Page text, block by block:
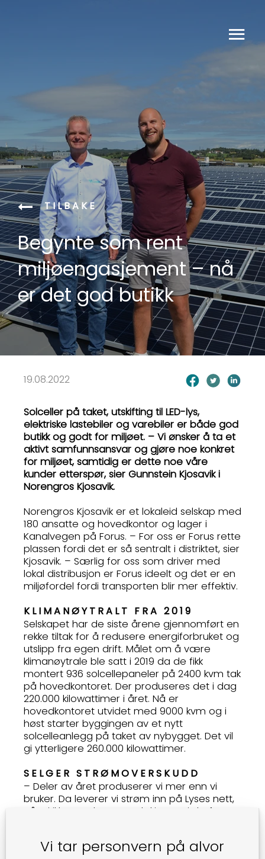
TILBAKE
Begynte som rent
miljøengasjement – nå
er det god butikk
19.08.2022
Solceller på taket, utskifting til LED-lys,
elektriske lastebiler og varebiler er både god
butikk og godt for miljøet. – Vi ønsker å ta et
aktivt samfunnsansvar og gjøre noe konkret
for miljøet, samtidig er dette noe våre
kunder etterspør, sier Gunnstein Kjosavik i
Norengros Kjosavik.
Norengros Kjosavik er et lokaleid selskap med
180 ansatte og hovedkontor og lager i
Kanalvegen på Forus. – For oss er Forus rette
plassen fordi det er så sentralt i distriktet, sier
Kjosavik. – Særlig for oss som driver med
lokal distribusjon er Forus ideelt og det er en
miljøfordel fordi transporten blir mer effektiv.
KLIMANØYTRALT FRA 2019
Selskapet har de siste årene gjennomført en
rekke tiltak for å redusere energiforbruket og
utslipp fra egen drift. Målet om å være
klimanøytrale ble satt i 2019 da de fikk
montert 936 solcellepaneler på 2400 kvm tak
på hovedkontoret. Der produseres det i dag
220.000 kilowattimer i året. Nå er
hovedkontoret utvidet med 9000 kvm og i
høst starter byggingen av et nytt
solcelleanlegg på taket av nybygget. Det vil
gi ytterligere 260.000 kilowattimer.
SELGER STRØMOVERSKUDD
– Deler av året produserer vi mer enn vi
bruker. Da leverer vi strøm inn på Lyses nett,
når vi ikke produserer nok, kjøper vi derfra. I
Kverneland, nytilsatt bærekraftsansvarlig,
Vi tar personvern på alvor